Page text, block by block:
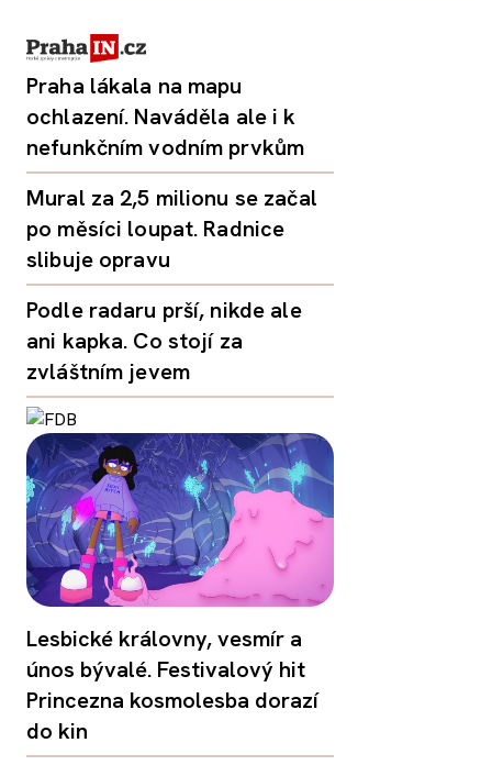
Praha lákala na mapu
ochlazení. Naváděla ale i k
nefunkčním vodním prvkům
Mural za 2,5 milionu se začal
po měsíci loupat. Radnice
slibuje opravu
Podle radaru prší, nikde ale
ani kapka. Co stojí za
zvláštním jevem
Lesbické královny, vesmír a
únos bývalé. Festivalový hit
Princezna kosmolesba dorazí
do kin